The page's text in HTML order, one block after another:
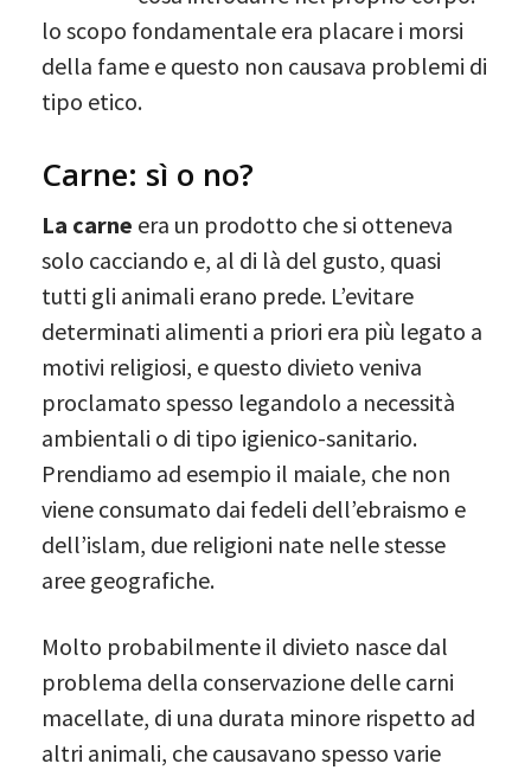
lo scopo fondamentale era placare i morsi
della fame e questo non causava problemi di
tipo etico.
Carne: sì o no?
La carne era un prodotto che si otteneva
solo cacciando e, al di là del gusto, quasi
tutti gli animali erano prede. L’evitare
determinati alimenti a priori era più legato a
motivi religiosi, e questo divieto veniva
proclamato spesso legandolo a necessità
ambientali o di tipo igienico-sanitario.
Prendiamo ad esempio il maiale, che non
viene consumato dai fedeli dell’ebraismo e
dell’islam, due religioni nate nelle stesse
aree geografiche.
Molto probabilmente il divieto nasce dal
problema della conservazione delle carni
macellate, di una durata minore rispetto ad
altri animali, che causavano spesso varie